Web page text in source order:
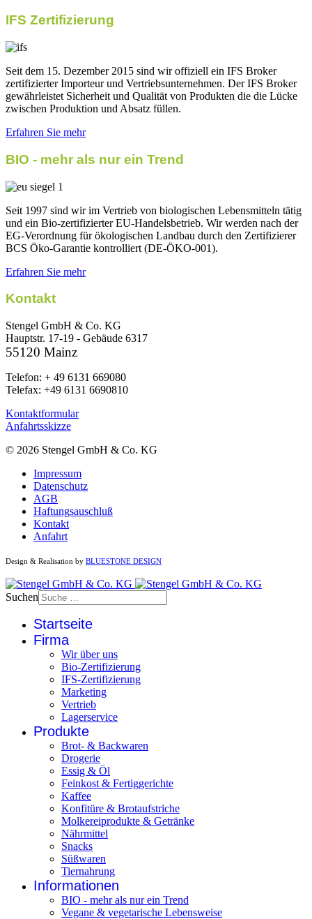
IFS Zertifizierung
Seit dem 15. Dezember 2015 sind wir offiziell ein IFS Broker
zertifizierter Importeur und Vertriebsunternehmen. Der IFS Broker
gewährleistet Sicherheit und Qualität von Produkten die die Lücke
zwischen Produktion und Absatz füllen.
Erfahren Sie mehr
BIO - mehr als nur ein Trend
Seit 1997 sind wir im Vertrieb von biologischen Lebensmitteln tätig
und ein Bio-zertifizierter EU-Handelsbetrieb. Wir werden nach der
EG-Verordnung für ökologischen Landbau durch den Zertifizierer
BCS Öko-Garantie kontrolliert (DE-ÖKO-001).
Erfahren Sie mehr
Kontakt
Stengel GmbH & Co. KG
Hauptstr. 17-19 - Gebäude 6317
55120 Mainz
Telefon: + 49 6131 669080
Telefax: +49 6131 6690810
Kontaktformular
Anfahrtsskizze
© 2026 Stengel GmbH & Co. KG
Impressum
Datenschutz
AGB
Haftungsauschluß
Kontakt
Anfahrt
Design & Realisation by BLUESTONE DESIGN
Suchen
Startseite
Firma
Wir über uns
Bio-Zertifizierung
IFS-Zertifizierung
Marketing
Vertrieb
Lagerservice
Produkte
Brot- & Backwaren
Drogerie
Essig & Öl
Feinkost & Fertiggerichte
Kaffee
Konfitüre & Brotaufstriche
Molkereiprodukte & Getränke
Nährmittel
Snacks
Süßwaren
Tiernahrung
Informationen
BIO - mehr als nur ein Trend
Vegane & vegetarische Lebensweise